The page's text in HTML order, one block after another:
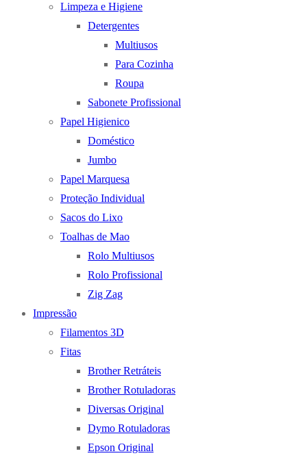
Limpeza e Higiene
Detergentes
Multiusos
Para Cozinha
Roupa
Sabonete Profissional
Papel Higienico
Doméstico
Jumbo
Papel Marquesa
Proteção Individual
Sacos do Lixo
Toalhas de Mao
Rolo Multiusos
Rolo Profissional
Zig Zag
Impressão
Filamentos 3D
Fitas
Brother Retráteis
Brother Rotuladoras
Diversas Original
Dymo Rotuladoras
Epson Original